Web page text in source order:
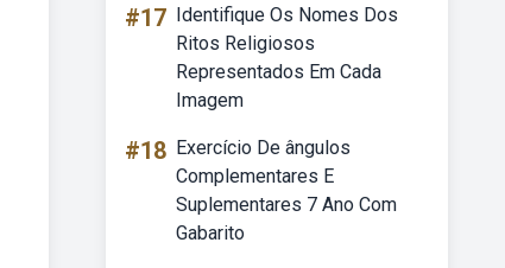
#17 Identifique Os Nomes Dos
Ritos Religiosos
Representados Em Cada
Imagem
#18 Exercício De ângulos
Complementares E
Suplementares 7 Ano Com
Gabarito